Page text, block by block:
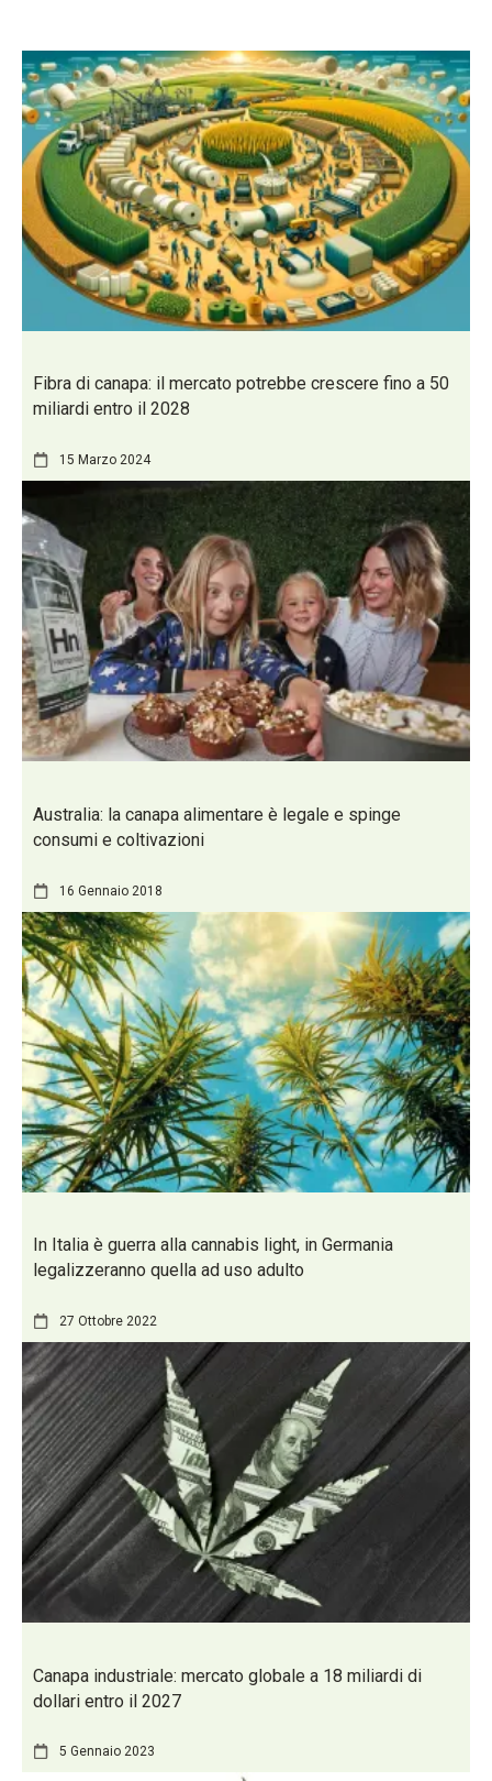
Fibra di canapa: il mercato potrebbe crescere fino a 50
miliardi entro il 2028
15 Marzo 2024
Australia: la canapa alimentare è legale e spinge
consumi e coltivazioni
16 Gennaio 2018
In Italia è guerra alla cannabis light, in Germania
legalizzeranno quella ad uso adulto
27 Ottobre 2022
Canapa industriale: mercato globale a 18 miliardi di
dollari entro il 2027
5 Gennaio 2023